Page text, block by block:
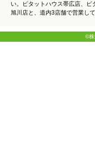
い。ピタットハウス帯広店、
旭川店と、道内3店舗で営業し
©株